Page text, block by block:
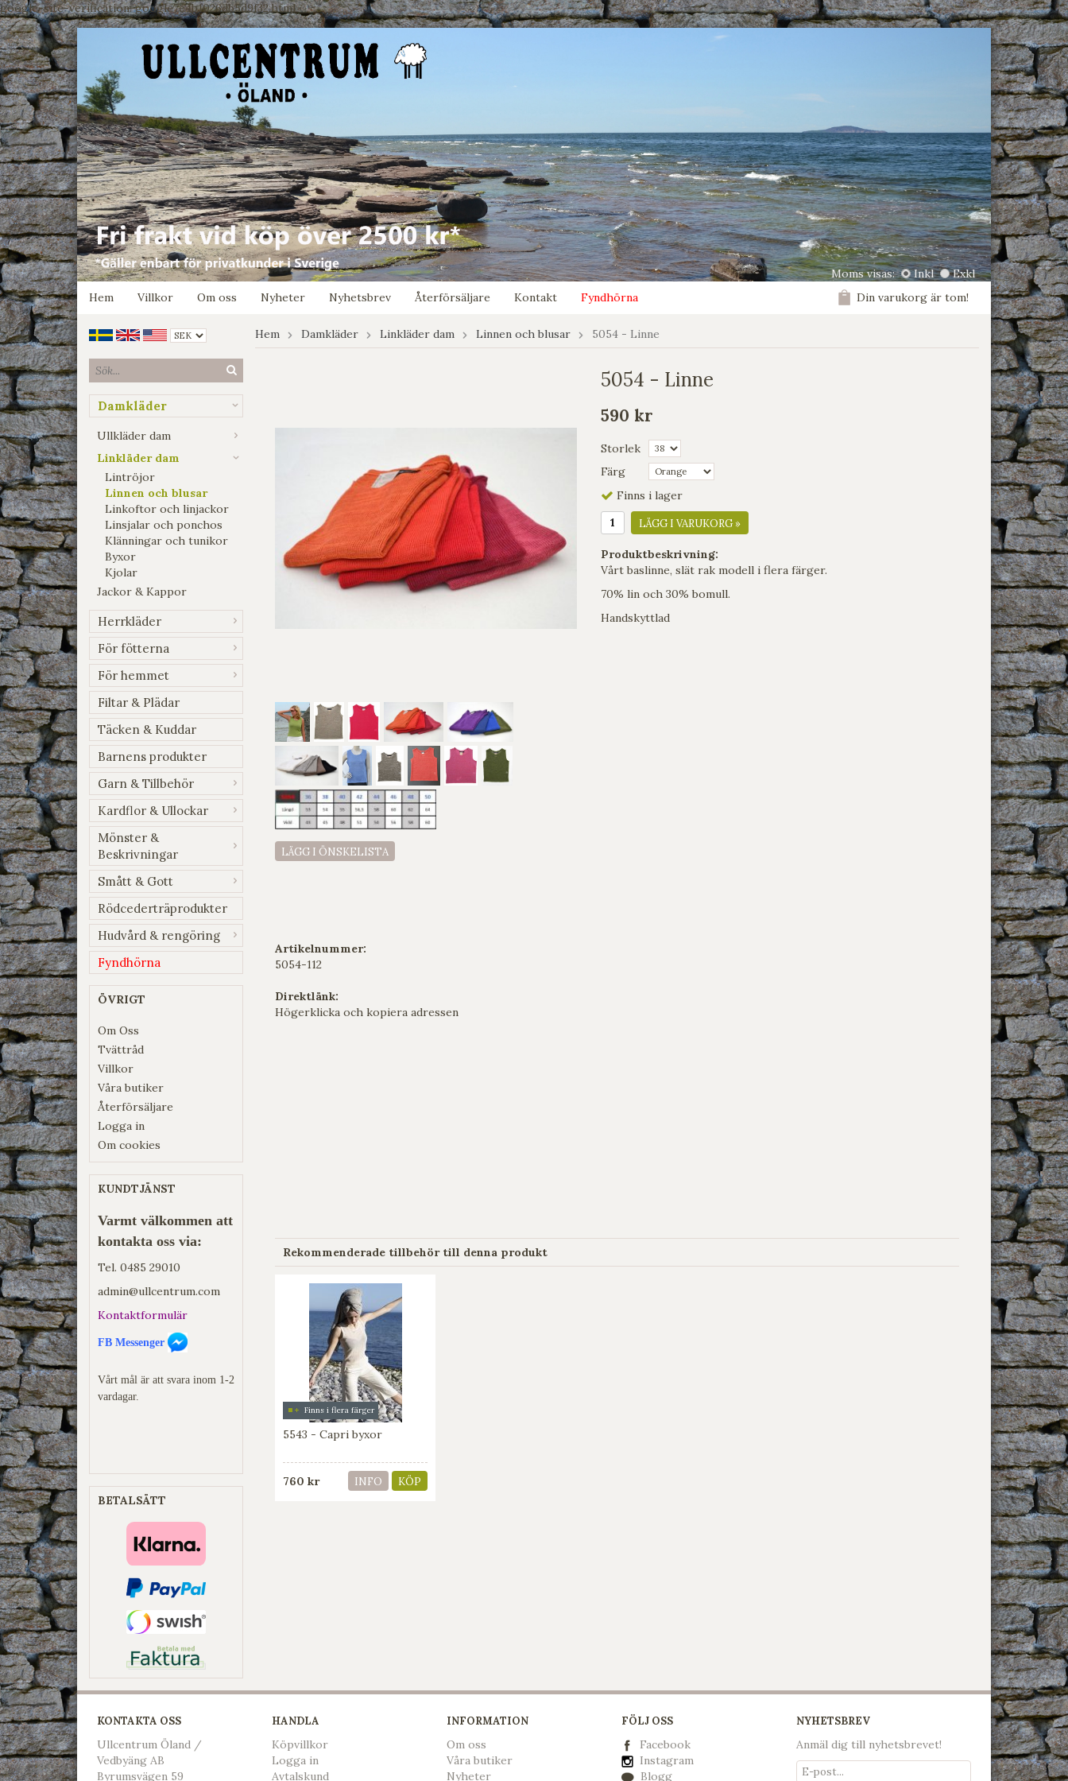
google-site-verification: google7e4b1026db5d9f32.html
Moms visas: Inkl
Exkl
Hem
Villkor Om oss Nyheter Nyhetsbrev Återförsäljare Kontakt Fyndhörna Din varukorg är tom!
Damkläder
Ullkläder dam
Linkläder dam
Lintröjor
Linnen och blusar
Linkoftor och linjackor
Linsjalar och ponchos
Klänningar och tunikor
Byxor
Kjolar
Jackor & Kappor
Herrkläder
För fötterna
För hemmet
Filtar & Plädar
Täcken & Kuddar
Barnens produkter
Garn & Tillbehör
Kardflor & Ullockar
Mönster &
Beskrivningar
Smått & Gott
Rödcederträprodukter
Hudvård & rengöring
Fyndhörna
ÖVRIGT
Om Oss
Tvättråd
Villkor
Våra butiker
Återförsäljare
Logga in
Om cookies
KUNDTJÄNST
Varmt välkommen att
kontakta oss via:
Tel. 0485 29010
admin@ullcentrum.com
Kontaktformulär
FB Messenger
Vårt mål är att svara inom 1-2
vardagar.
BETALSÄTT
Hem Damkläder Linkläder dam Linnen och blusar 5054 - Linne
LÄGG I ÖNSKELISTA
Artikelnummer:
5054-112
Direktlänk:
Högerklicka och kopiera adressen
5054 - Linne
590 kr
Storlek
Färg
Finns i lager
LÄGG I VARUKORG »
Produktbeskrivning:
Vårt baslinne, slät rak modell i flera färger.
70% lin och 30% bomull.
Handskyttlad
Rekommenderade tillbehör till denna produkt
Finns i flera färger
5543 - Capri byxor
760 kr INFO KÖP
KONTAKTA OSS
Ullcentrum Öland /
Vedbyäng AB
Byrumsvägen 59
HANDLA
Köpvillkor
Logga in
Avtalskund
INFORMATION
Om oss
Våra butiker
Nyheter
FÖLJ OSS
Facebook
Instagram
Blogg
NYHETSBREV
Anmäl dig till nyhetsbrevet!